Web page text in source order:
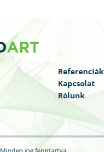
Referenciák
Kapcsolat
Rólunk